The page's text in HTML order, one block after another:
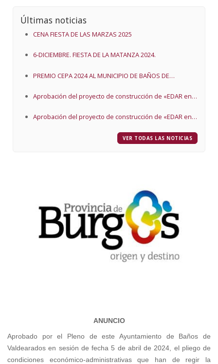
Últimas noticias
CENA FIESTA DE LAS MARZAS 2025
6-DICIEMBRE. FIESTA DE LA MATANZA 2024.
PREMIO CEPA 2024 AL MUNICIPIO DE BAÑOS DE
Aprobación del proyecto de construcción de «EDAR en
Aprobación del proyecto de construcción de «EDAR en
VER TODAS LAS NOTICIAS
ANUNCIO
Aprobado por el Pleno de este Ayuntamiento de Baños de
Valdearados en sesión de fecha 5 de abril de 2024, el pliego de
condiciones económico-administrativas que han de regir la